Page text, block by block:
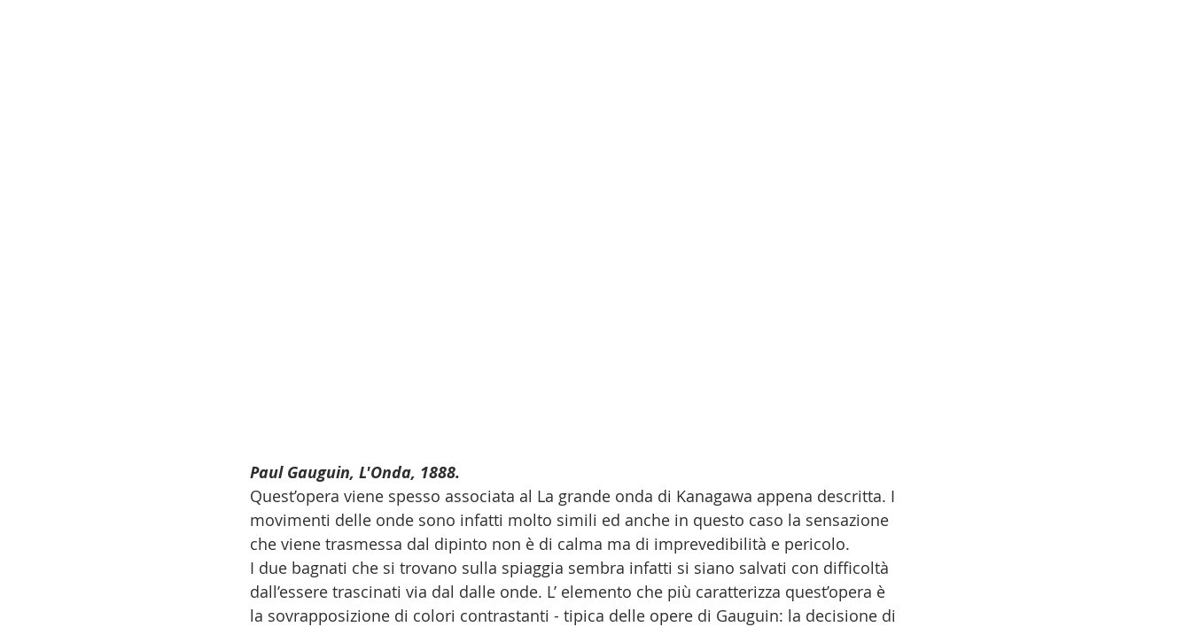
Paul Gauguin, L'Onda, 1888.
Quest’opera viene spesso associata al La grande onda di Kanagawa appena descritta. I
movimenti delle onde sono infatti molto simili ed anche in questo caso la sensazione
che viene trasmessa dal dipinto non è di calma ma di imprevedibilità e pericolo.
I due bagnati che si trovano sulla spiaggia sembra infatti si siano salvati con difficoltà
dall’essere trascinati via dal dalle onde. L’ elemento che più caratterizza quest’opera è
la sovrapposizione di colori contrastanti - tipica delle opere di Gauguin: la decisione di